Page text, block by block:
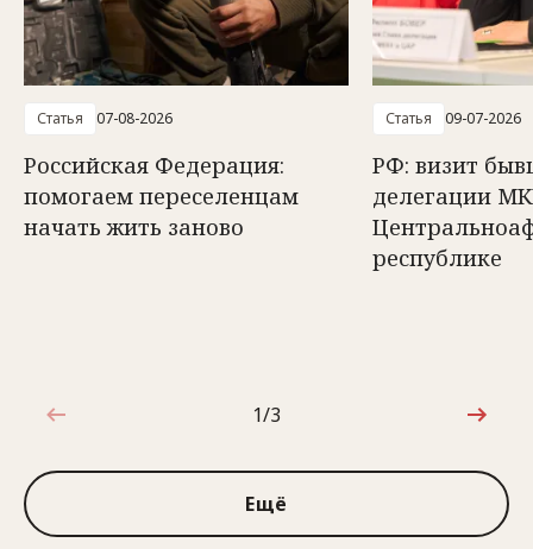
Статья 07-08-2026
Российская Федерация:
помогаем переселенцам
начать жить заново
Статья 09-07-2026
РФ: визит
делегации
республике
1 из 3
1/3
Ещё